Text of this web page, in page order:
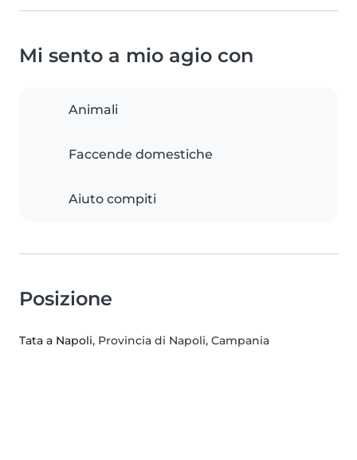
Mi sento a mio agio con
Animali
Faccende domestiche
Aiuto compiti
Posizione
Tata a Napoli, Provincia di Napoli, Campania